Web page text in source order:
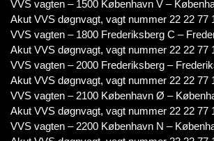
VVS vagten – 1500 København V –
Akut VVS døgnvagt, vagt nummer 22 22 77
VVS vagten – 1800 Frederiksberg C –
Akut VVS døgnvagt, vagt nummer 22 22 77
VVS vagten – 2000 Frederiksberg –
Akut VVS døgnvagt, vagt nummer 22 22 77
VVS vagten – 2100 København Ø –
Akut VVS døgnvagt, vagt nummer 22 22 77
VVS vagten – 2200 København N –